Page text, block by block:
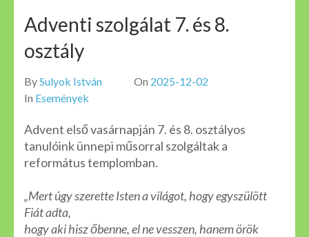
Adventi szolgálat 7. és 8.
osztály
BySulyok István On 2025-12-02
In Események
Advent első vasárnapján 7. és 8. osztályos
tanulóink ünnepi műsorral szolgáltak a
református templomban.
„Mert úgy szerette Isten a világot, hogy egyszülött
Fiát adta,
hogy aki hisz őbenne, el ne vesszen, hanem örök